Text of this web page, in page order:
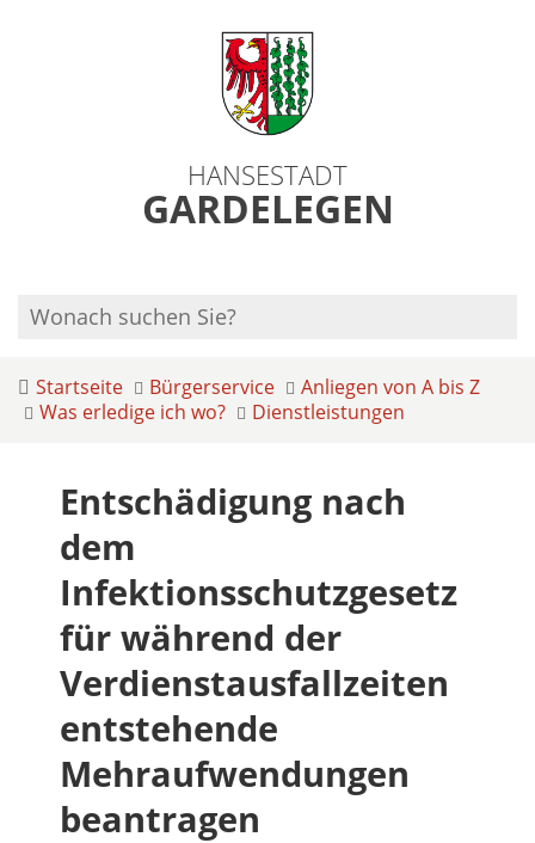
HANSESTADT
GARDELEGEN
Startseite Bürgerservice
Anliegen von A bis Z
Was erledige ich wo?
Dienstleistungen
Entschädigung nach
dem
Infektionsschutzgesetz
für während der
Verdienstausfallzeiten
entstehende
Mehraufwendungen
beantragen